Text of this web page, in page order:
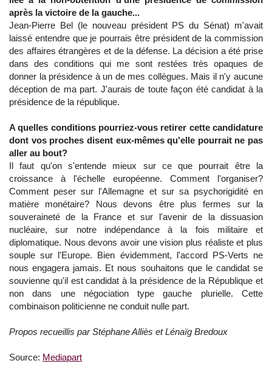
après la victoire de la gauche...
Jean-Pierre Bel (le nouveau président PS du Sénat) m'avait
laissé entendre que je pourrais être président de la commission
des affaires étrangères et de la défense. La décision a été prise
dans des conditions qui me sont restées très opaques de
donner la présidence à un de mes collègues. Mais il n'y aucune
déception de ma part. J'aurais de toute façon été candidat à la
présidence de la république.
A quelles conditions pourriez-vous retirer cette candidature
dont vos proches disent eux-mêmes qu'elle pourrait ne pas
aller au bout?
Il faut qu'on s'entende mieux sur ce que pourrait être la
croissance à l'échelle européenne. Comment l'organiser?
Comment peser sur l'Allemagne et sur sa psychorigidité en
matière monétaire? Nous devons être plus fermes sur la
souveraineté de la France et sur l'avenir de la dissuasion
nucléaire, sur notre indépendance à la fois militaire et
diplomatique. Nous devons avoir une vision plus réaliste et plus
souple sur l'Europe. Bien évidemment, l'accord PS-Verts ne
nous engagera jamais. Et nous souhaitons que le candidat se
souvienne qu'il est candidat à la présidence de la République et
non dans une négociation type gauche plurielle. Cette
combinaison politicienne ne conduit nulle part.
Propos recueillis par Stéphane Alliès et Lénaïg Bredoux
Source: Mediapart